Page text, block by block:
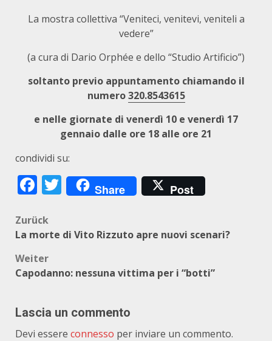
La mostra collettiva “Veniteci, venitevi, veniteli a
vedere”
(a cura di Dario Orphée e dello “Studio Artificio”)
soltanto previo appuntamento chiamando il
numero320.8543615
e nelle giornate di venerdì 10 e venerdì 17
gennaio dalle ore 18 alle ore 21
condividi su:
Facebook
Twitter
Share Post
Beitragsnavigation
Zurück
La morte di Vito Rizzuto apre nuovi scenari?
Weiter
Capodanno: nessuna vittima per i “botti”
Lascia un commento
Devi essere connesso per inviare un commento.